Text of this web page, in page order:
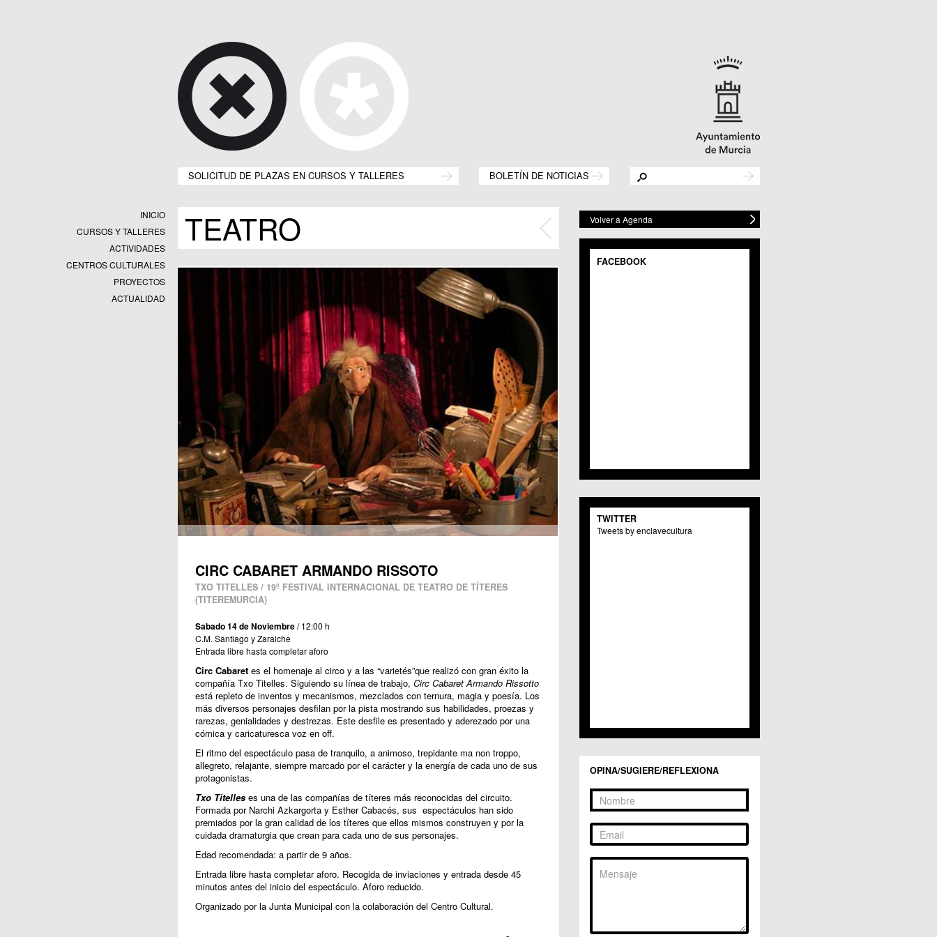
SOLICITUD DE PLAZAS EN CURSOS Y TALLERES BOLETÍN DE NOTICIAS
INICIO
CURSOS Y TALLERES
ACTIVIDADES
CENTROS CULTURALES
Equipamientos
PROYECTOS
Exposiciones
ACTUALIDAD
TEATRO
CIRC CABARET ARMANDO RISSOTO
TXO TITELLES / 19º FESTIVAL INTERNACIONAL DE TEATRO DE TÍTERES
(TITEREMURCIA)
Sabado 14 de Noviembre/ 12:00 h
C.M. Santiago y Zaraiche
Entrada libre hasta completar aforo
Circ Cabaretes el homenaje al circo y a las “varietés”que realizó con gran éxito la
compañía Txo Titelles. Siguiendo su línea de trabajo, Circ Cabaret Armando Rissotto
está repleto de inventos y mecanismos, mezclados con ternura, magia y poesía. Los
más diversos personajes desfilan por la pista mostrando sus habilidades, proezas y
rarezas, genialidades y destrezas. Este desfile es presentado y aderezado por una
cómica y caricaturesca voz en off.
El ritmo del espectáculo pasa de tranquilo, a animoso, trepidante ma non troppo,
allegreto, relajante, siempre marcado por el carácter y la energía de cada uno de sus
protagonistas.
Txo Titelleses una de las compañías de títeres más reconocidas del circuito.
Formada por Narchi Azkargorta y Esther Cabacés, sus espectáculos han sido
premiados por la gran calidad de los títeres que ellos mismos construyen y por la
cuidada dramaturgia que crean para cada uno de sus personajes.
Edad recomendada: a partir de 9 años.
Entrada libre hasta completar aforo. Recogida de inviaciones y entrada desde 45
minutos antes del inicio del espectáculo. Aforo reducido.
Organizado por la Junta Municipal con la colaboración del Centro Cultural.
Volver a Agenda
FACEBOOK
TWITTER
Tweets by enclavecultura
OPINA/SUGIERE/REFLEXIONA